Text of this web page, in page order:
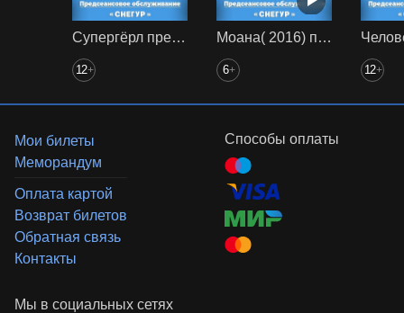
Супергёрл предс. обсл. Снегур
12+
Моана( 2016) предс. обсл. Снегур
6+ 12+
Мои билеты
Меморандум
Оплата картой
Возврат билетов
Обратная связь
Контакты
Способы оплаты